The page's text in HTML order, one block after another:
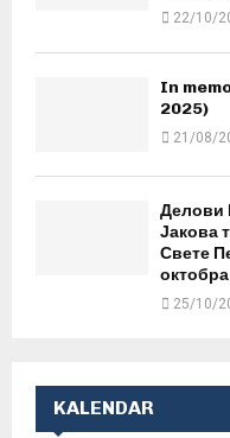
22/10/
In
2025)
21/08/
Делови
Јакова
Свете
октобра
25/10/
KALENDAR